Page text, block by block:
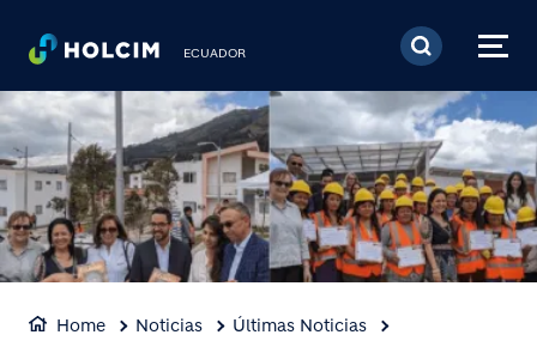
Pasar al contenido
ECUADOR
Home Noticias
Últimas Noticias